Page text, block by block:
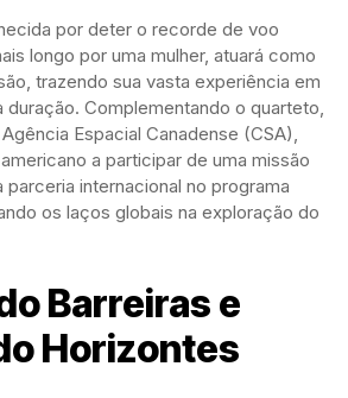
por deter o recorde de voo
longo por uma mulher, atuará como
trazendo sua vasta experiência em
Complementando o quarteto,
Espacial Canadense (CSA),
a participar de uma missão
parceria internacional no programa
os laços globais na exploração do
Barreiras e
Horizontes